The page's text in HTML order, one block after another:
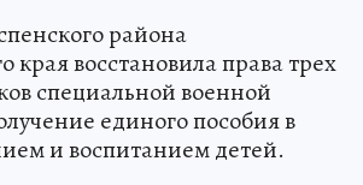
района
края восстановила права трех
специальной военной
единого пособия в
и воспитанием детей.